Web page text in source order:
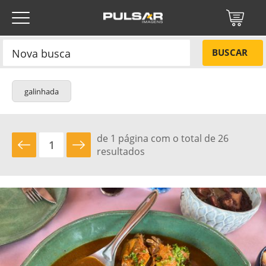
BUSCAR
galinhada
de 1 página com o total de 26
resultados
Título do projeto
Códigos SIM
Tamanho PR$ 57,00
Tamanho MR$ 114,00